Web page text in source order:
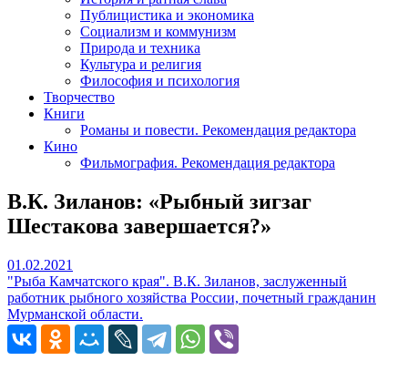
Публицистика и экономика
Социализм и коммунизм
Природа и техника
Культура и религия
Философия и психология
Творчество
Книги
Романы и повести. Рекомендация редактора
Кино
Фильмография. Рекомендация редактора
В.К. Зиланов: «Рыбный зигзаг
Шестакова завершается?»
01.02.2021
"Рыба Камчатского края". В.К. Зиланов, заслуженный
работник рыбного хозяйства России, почетный гражданин
Мурманской области.